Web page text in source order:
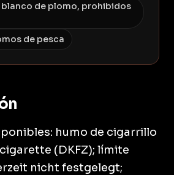
blanco de plomo, prohibidos
de pesca
humo de cigarrillo
(DKFZ); límite
nicht festgelegt;